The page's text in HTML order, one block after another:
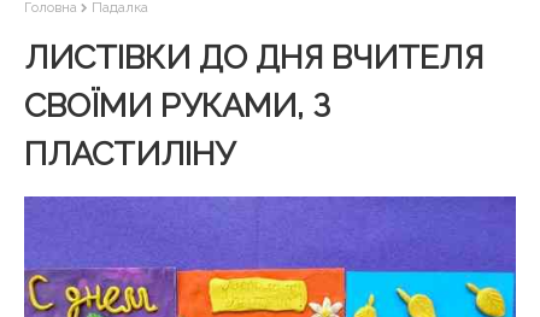
Головна Падалка
ЛИСТІВКИ ДО ДНЯ ВЧИТЕЛЯ
СВОЇМИ РУКАМИ, З
ПЛАСТИЛІНУ